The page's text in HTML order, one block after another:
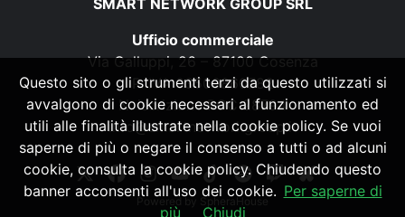
Ufficio commerciale
Via Galluppi, 26 – 87100 Cosenza
P. IVA 03500860782
N. iscrizione ROC 28794
info@smartnetworkgroup.it
Powered by SpheraHouse
Questo sito o gli strumenti terzi da questo utilizzati si
avvalgono di cookie necessari al funzionamento ed
utili alle finalità illustrate nella cookie policy. Se vuoi
saperne di più o negare il consenso a tutti o ad alcuni
cookie, consulta la cookie policy. Chiudendo questo
banner acconsenti all'uso dei cookie. Per saperne di
più
Chiudi